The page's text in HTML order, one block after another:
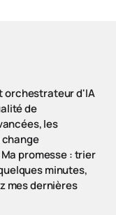
orchestrateur d'IA
de
les
promesse : trier
minutes,
mes dernières